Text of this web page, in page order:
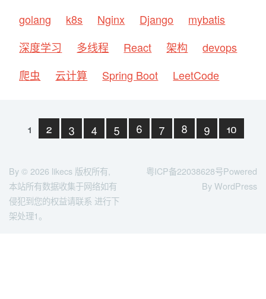
golang
k8s Nginx Django
mybatis
深度学习
多线程 React 架构
devops
爬虫
云计算 Spring Boot LeetCode
1 2 3 4 5 6 7 8 9
10
By © 2026 likecs 版权所有,
本站所有数据收集于网络如有
侵犯到您的权益请联系 进行下
架处理1。
粤ICP备22038628号Powered
By WordPress